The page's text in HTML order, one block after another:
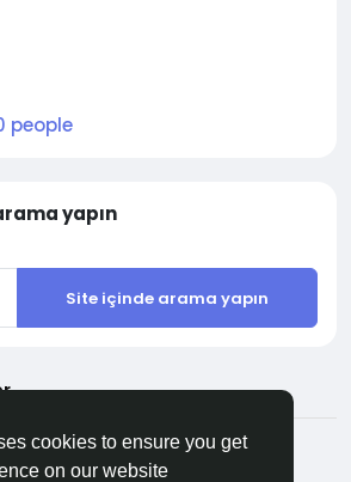
cookies to ensure you get
on our website
people
yapın
Site içinde arama yapın